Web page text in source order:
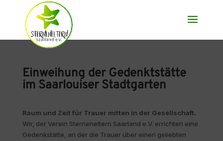
Einweihung der Gedenktstätte
im Saarlouiser Stadtgarten
Raum und Zeit für Trauer mitten in der Gesellschaft.
Wir, der Verein Sterneneltern Saarland e.V. errichten eine
Gedenkstätte, an der die Trauer über einen geliebten